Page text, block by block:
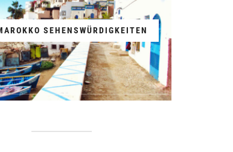
SEHENSWÜRDIGKEITEN